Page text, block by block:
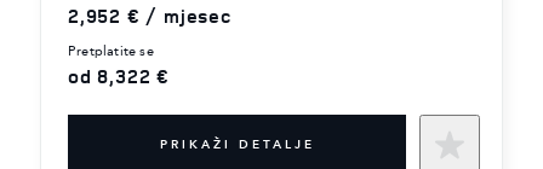
2,952 € / mjesec
pretplatite se
od 8,322 €
PRIKAŽI DETALJE